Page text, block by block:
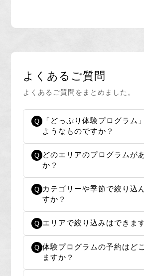
よくあるご質問
よくあるご質問をまとめました。
Q
「どっぷり体験プログラム
ようなものですか？
Q どのエリアのプログラムが
か？
Q カテゴリーや季節で絞り込
すか？
Q エリアで絞り込みはできま
Q 体験プログラムの予約はど
ますか？